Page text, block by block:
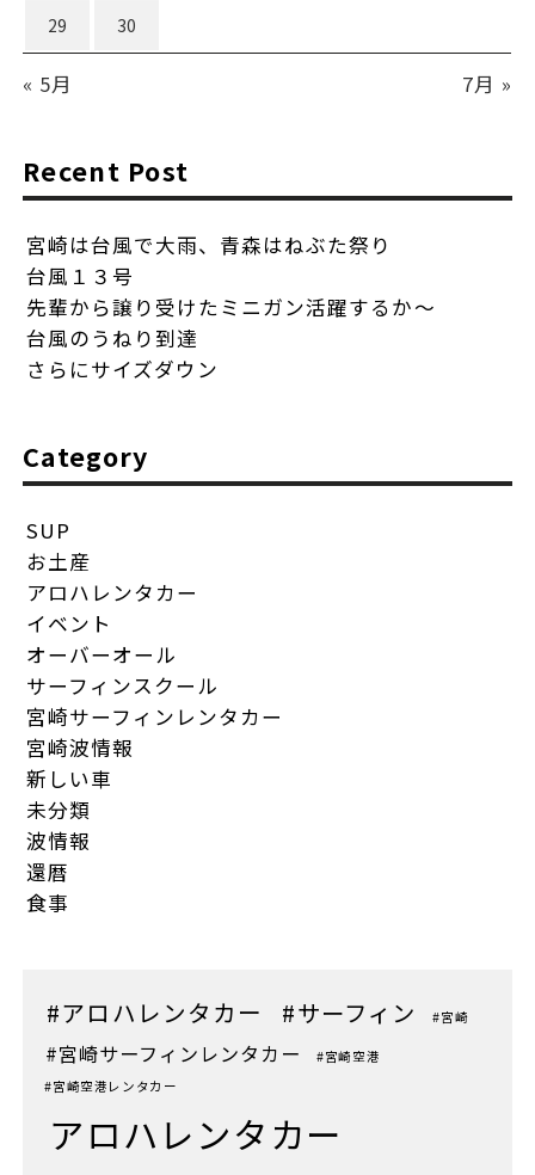
29 30
« 5月 7月 »
Recent Post
宮崎は台風で大雨、青森はねぶた祭り
台風１３号
先輩から譲り受けたミニガン活躍するか〜
台風のうねり到達
さらにサイズダウン
Category
SUP
お土産
アロハレンタカー
イベント
オーバーオール
サーフィンスクール
宮崎サーフィンレンタカー
宮崎波情報
新しい車
未分類
波情報
還暦
食事
#アロハレンタカー #サーフィン #宮崎
#宮崎サーフィンレンタカー
#宮崎空港
#宮崎空港レンタカー
アロハレンタカー